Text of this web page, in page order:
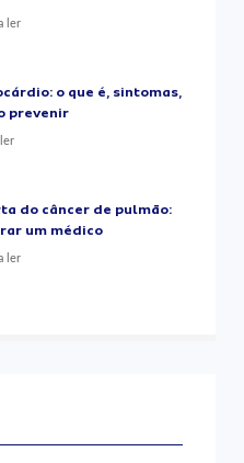
ler
o que é, sintomas,
prevenir
do câncer de pulmão:
um médico
ler